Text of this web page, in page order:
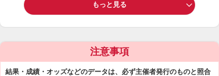
もっと見る
注意事項
結果・成績・オッズなどのデータは、必ず主催者発行のものと照合